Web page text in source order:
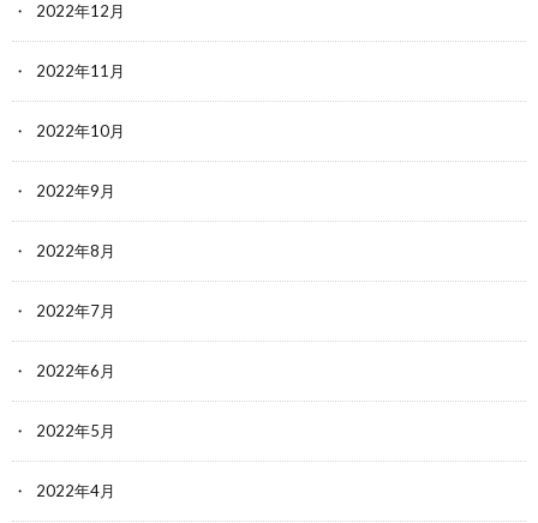
2022年12月
2022年11月
2022年10月
2022年9月
2022年8月
2022年7月
2022年6月
2022年5月
2022年4月